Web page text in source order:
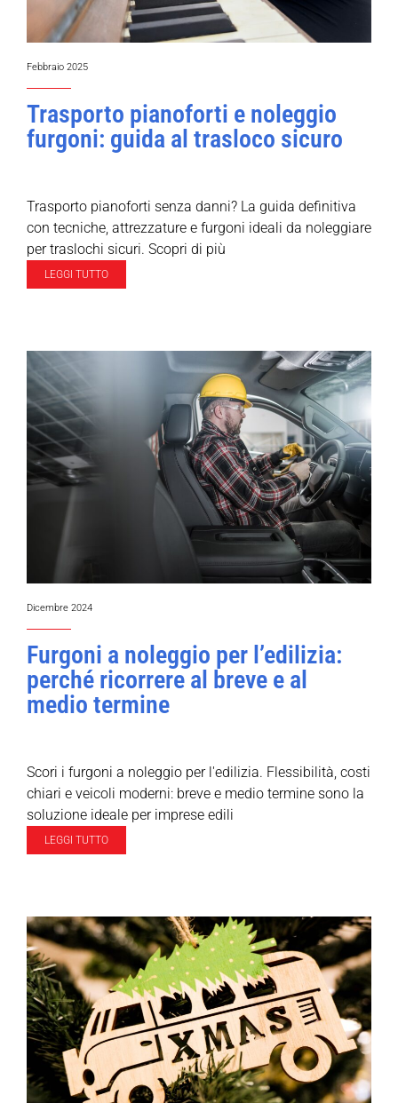
Febbraio 2025
Trasporto pianoforti e noleggio
furgoni: guida al trasloco sicuro
Trasporto pianoforti senza danni? La guida definitiva
con tecniche, attrezzature e furgoni ideali da noleggiare
per traslochi sicuri. Scopri di più
LEGGI TUTTO
Dicembre 2024
Furgoni a noleggio per l’edilizia:
perché ricorrere al breve e al
medio termine
Scori i furgoni a noleggio per l'edilizia. Flessibilità, costi
chiari e veicoli moderni: breve e medio termine sono la
soluzione ideale per imprese edili
LEGGI TUTTO